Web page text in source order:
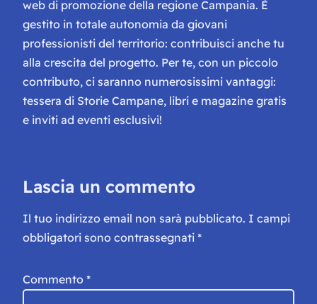
web di promozione della regione Campania. È
gestito in totale autonomia da giovani
professionisti del territorio: contribuisci anche tu
alla crescita del progetto. Per te, con un piccolo
contributo, ci saranno numerosissimi vantaggi:
tessera di Storie Campane, libri e magazine gratis
e inviti ad eventi esclusivi!
Lascia un commento
Il tuo indirizzo email non sarà pubblicato. I campi
obbligatori sono contrassegnati *
Commento *